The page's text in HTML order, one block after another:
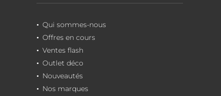
Qui sommes-nous
Offres en cours
Ventes flash
Outlet déco
Nouveautés
Nos marques